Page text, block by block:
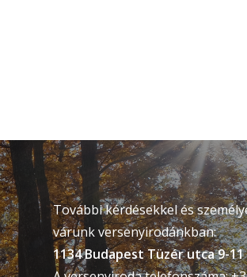
További kérdésekkel és
várunk versenyirodánkban:
1134 Budapest Tüzér utca 9-11